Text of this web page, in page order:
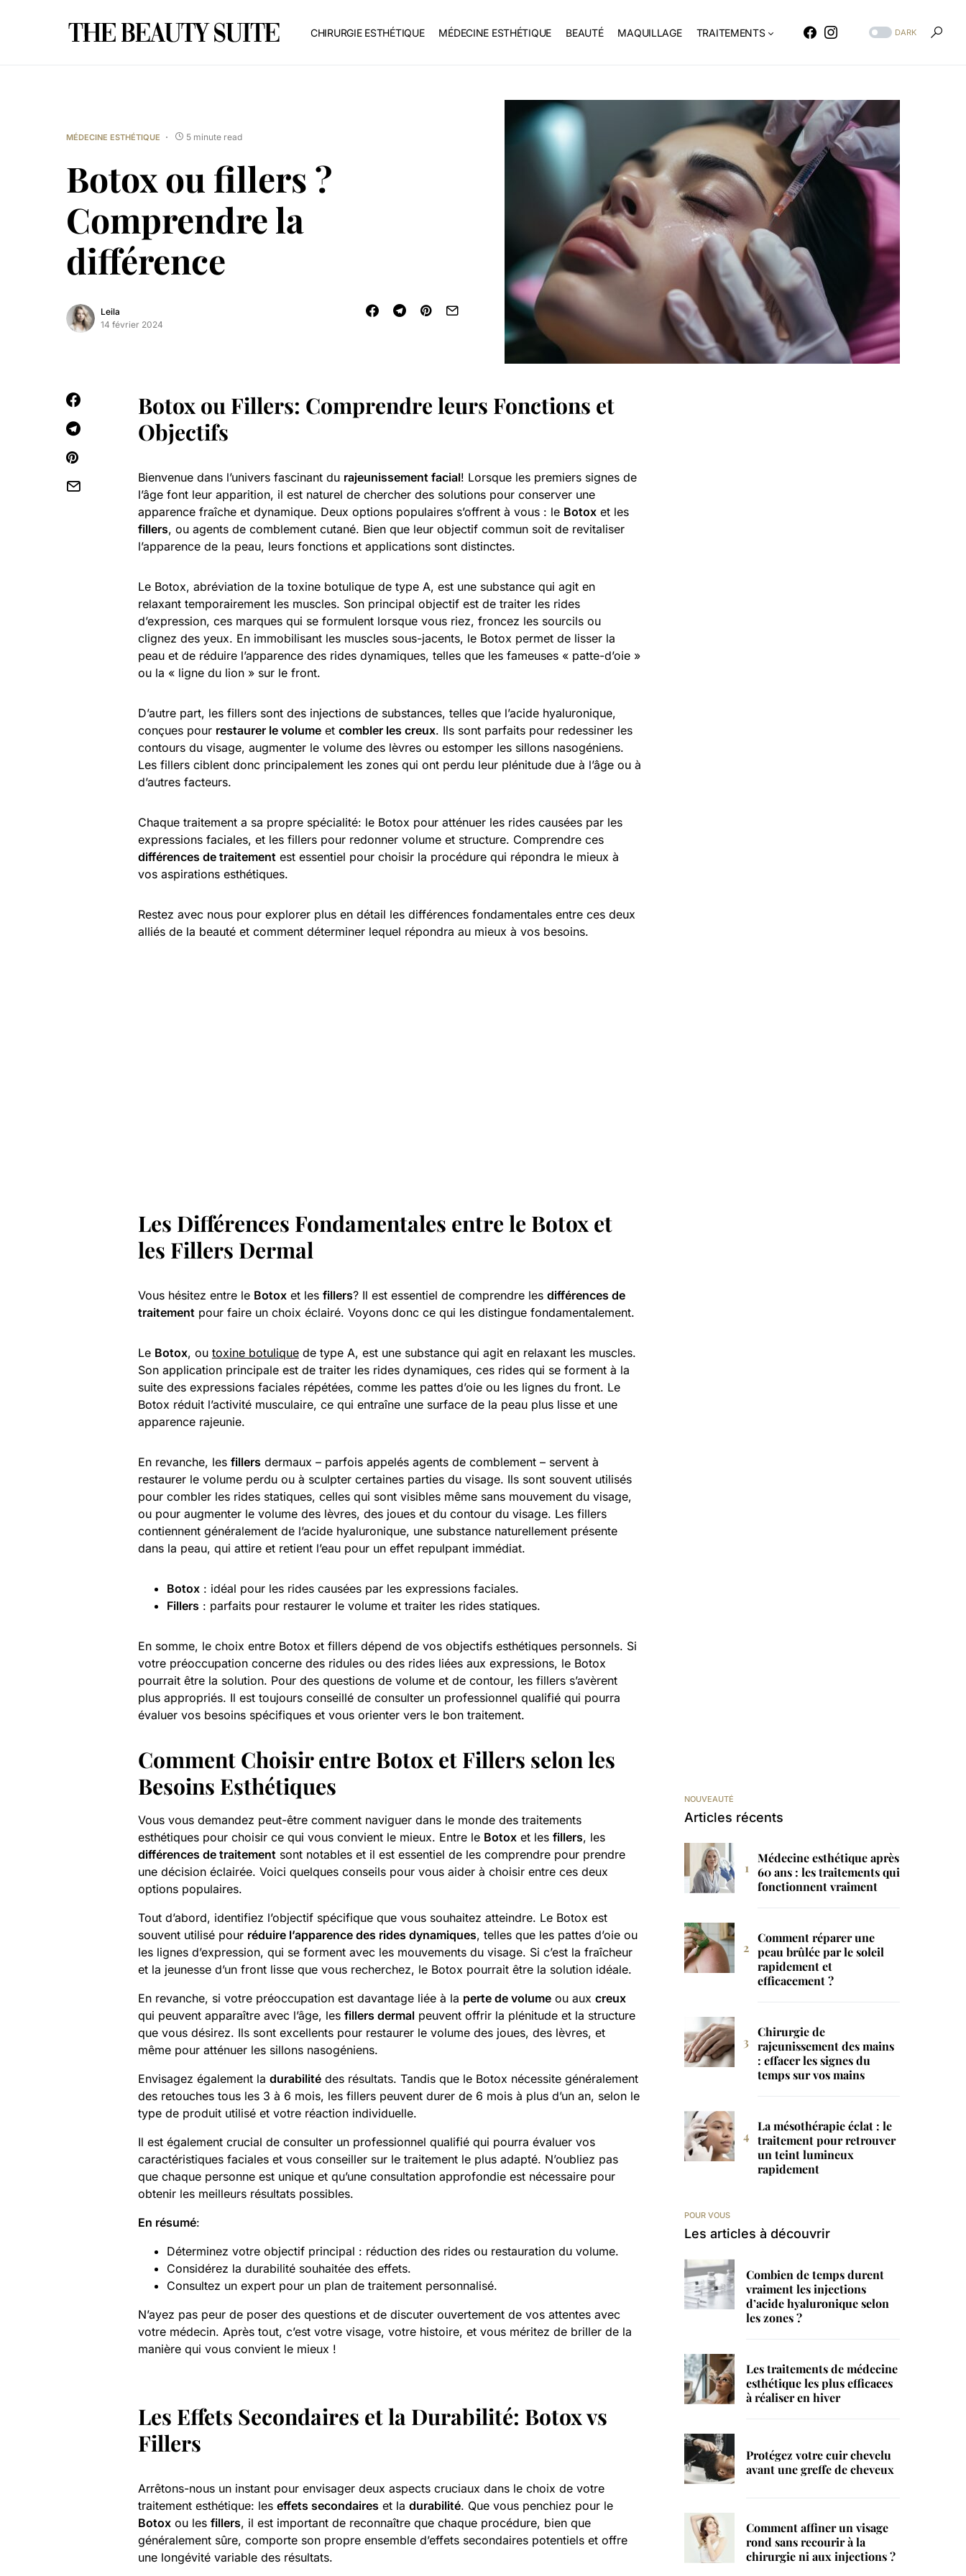
CHIRURGIE ESTHÉTIQUE MÉDECINE ESTHÉTIQUE BEAUTÉ MAQUILLAGE TRAITEMENTS DARK
MÉDECINE ESTHÉTIQUE 5 minute read
Botox ou fillers ?
Comprendre la
différence
Leila
14 février 2024
Botox ou Fillers: Comprendre leurs Fonctions et
Objectifs
Bienvenue dans l’univers fascinant du rajeunissement facial! Lorsque les premiers signes de
l’âge font leur apparition, il est naturel de chercher des solutions pour conserver une
apparence fraîche et dynamique. Deux options populaires s’offrent à vous : le Botox et les
fillers, ou agents de comblement cutané. Bien que leur objectif commun soit de revitaliser
l’apparence de la peau, leurs fonctions et applications sont distinctes.
Le Botox, abréviation de la toxine botulique de type A, est une substance qui agit en
relaxant temporairement les muscles. Son principal objectif est de traiter les rides
d’expression, ces marques qui se formulent lorsque vous riez, froncez les sourcils ou
clignez des yeux. En immobilisant les muscles sous-jacents, le Botox permet de lisser la
peau et de réduire l’apparence des rides dynamiques, telles que les fameuses « patte-d’oie »
ou la « ligne du lion » sur le front.
D’autre part, les fillers sont des injections de substances, telles que l’acide hyaluronique,
conçues pour restaurer le volume et combler les creux. Ils sont parfaits pour redessiner les
contours du visage, augmenter le volume des lèvres ou estomper les sillons nasogéniens.
Les fillers ciblent donc principalement les zones qui ont perdu leur plénitude due à l’âge ou à
d’autres facteurs.
Chaque traitement a sa propre spécialité: le Botox pour atténuer les rides causées par les
expressions faciales, et les fillers pour redonner volume et structure. Comprendre ces
différences de traitement est essentiel pour choisir la procédure qui répondra le mieux à
vos aspirations esthétiques.
Restez avec nous pour explorer plus en détail les différences fondamentales entre ces deux
alliés de la beauté et comment déterminer lequel répondra au mieux à vos besoins.
Les Différences Fondamentales entre le Botox et
les Fillers Dermal
Vous hésitez entre le Botox et les fillers? Il est essentiel de comprendre les différences de
traitement pour faire un choix éclairé. Voyons donc ce qui les distingue fondamentalement.
Le Botox, ou toxine botulique de type A, est une substance qui agit en relaxant les muscles.
Son application principale est de traiter les rides dynamiques, ces rides qui se forment à la
suite des expressions faciales répétées, comme les pattes d’oie ou les lignes du front. Le
Botox réduit l’activité musculaire, ce qui entraîne une surface de la peau plus lisse et une
apparence rajeunie.
En revanche, les fillers dermaux – parfois appelés agents de comblement – servent à
restaurer le volume perdu ou à sculpter certaines parties du visage. Ils sont souvent utilisés
pour combler les rides statiques, celles qui sont visibles même sans mouvement du visage,
ou pour augmenter le volume des lèvres, des joues et du contour du visage. Les fillers
contiennent généralement de l’acide hyaluronique, une substance naturellement présente
dans la peau, qui attire et retient l’eau pour un effet repulpant immédiat.
Botox : idéal pour les rides causées par les expressions faciales.
Fillers : parfaits pour restaurer le volume et traiter les rides statiques.
En somme, le choix entre Botox et fillers dépend de vos objectifs esthétiques personnels. Si
votre préoccupation concerne des ridules ou des rides liées aux expressions, le Botox
pourrait être la solution. Pour des questions de volume et de contour, les fillers s’avèrent
plus appropriés. Il est toujours conseillé de consulter un professionnel qualifié qui pourra
évaluer vos besoins spécifiques et vous orienter vers le bon traitement.
Comment Choisir entre Botox et Fillers selon les
Besoins Esthétiques
Vous vous demandez peut-être comment naviguer dans le monde des traitements
esthétiques pour choisir ce qui vous convient le mieux. Entre le Botox et les fillers, les
différences de traitement sont notables et il est essentiel de les comprendre pour prendre
une décision éclairée. Voici quelques conseils pour vous aider à choisir entre ces deux
options populaires.
Tout d’abord, identifiez l’objectif spécifique que vous souhaitez atteindre. Le Botox est
souvent utilisé pour réduire l’apparence des rides dynamiques, telles que les pattes d’oie ou
les lignes d’expression, qui se forment avec les mouvements du visage. Si c’est la fraîcheur
et la jeunesse d’un front lisse que vous recherchez, le Botox pourrait être la solution idéale.
En revanche, si votre préoccupation est davantage liée à la perte de volume ou aux creux
qui peuvent apparaître avec l’âge, les fillers dermal peuvent offrir la plénitude et la structure
que vous désirez. Ils sont excellents pour restaurer le volume des joues, des lèvres, et
même pour atténuer les sillons nasogéniens.
Envisagez également la durabilité des résultats. Tandis que le Botox nécessite généralement
des retouches tous les 3 à 6 mois, les fillers peuvent durer de 6 mois à plus d’un an, selon le
type de produit utilisé et votre réaction individuelle.
Il est également crucial de consulter un professionnel qualifié qui pourra évaluer vos
caractéristiques faciales et vous conseiller sur le traitement le plus adapté. N’oubliez pas
que chaque personne est unique et qu’une consultation approfondie est nécessaire pour
obtenir les meilleurs résultats possibles.
En résumé:
Déterminez votre objectif principal : réduction des rides ou restauration du volume.
Considérez la durabilité souhaitée des effets.
Consultez un expert pour un plan de traitement personnalisé.
N’ayez pas peur de poser des questions et de discuter ouvertement de vos attentes avec
votre médecin. Après tout, c’est votre visage, votre histoire, et vous méritez de briller de la
manière qui vous convient le mieux !
Les Effets Secondaires et la Durabilité: Botox vs
Fillers
Arrêtons-nous un instant pour envisager deux aspects cruciaux dans le choix de votre
traitement esthétique: les effets secondaires et la durabilité. Que vous penchiez pour le
Botox ou les fillers, il est important de reconnaître que chaque procédure, bien que
généralement sûre, comporte son propre ensemble d’effets secondaires potentiels et offre
une longévité variable des résultats.
NOUVEAUTÉ
Articles récents
Médecine esthétique après
60 ans : les traitements qui
fonctionnent vraiment
Comment réparer une
peau brûlée par le soleil
rapidement et
efficacement ?
Chirurgie de
rajeunissement des mains
: effacer les signes du
temps sur vos mains
La mésothérapie éclat : le
traitement pour retrouver
un teint lumineux
rapidement
POUR VOUS
Les articles à découvrir
Combien de temps durent
vraiment les injections
d’acide hyaluronique selon
les zones ?
Les traitements de médecine
esthétique les plus efficaces
à réaliser en hiver
Protégez votre cuir chevelu
avant une greffe de cheveux
Comment affiner un visage
rond sans recourir à la
chirurgie ni aux injections ?